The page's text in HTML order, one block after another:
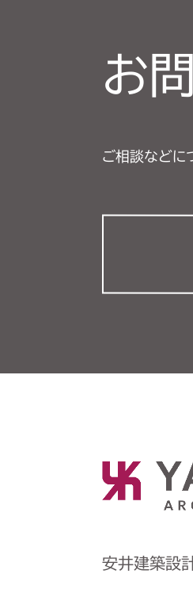
お
ご相談などに
安井建築設